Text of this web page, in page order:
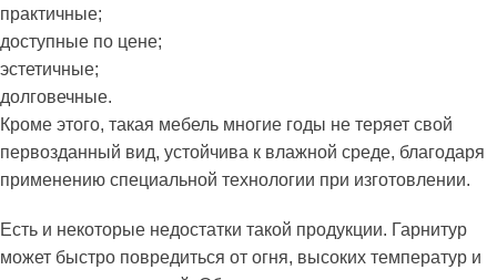
практичные;
доступные по цене;
эстетичные;
долговечные.
Кроме этого, такая мебель многие годы не теряет свой
первозданный вид, устойчива к влажной среде, благодаря
применению специальной технологии при изготовлении.
Есть и некоторые недостатки такой продукции. Гарнитур
может быстро повредиться от огня, высоких температур и